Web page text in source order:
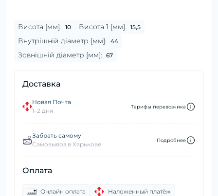
Висота [мм]: 10 Висота 1 [мм]: 15,5
Внутрішній діаметр [мм]: 44
Зовнішній діаметр [мм]: 67
Доставка
Новая Почта
1–2 дня
Тарифы перевозчика
Забрать самому
Самовывоз в Харькове
Подробнее
Оплата
Онлайн оплата
Наложенный платёж